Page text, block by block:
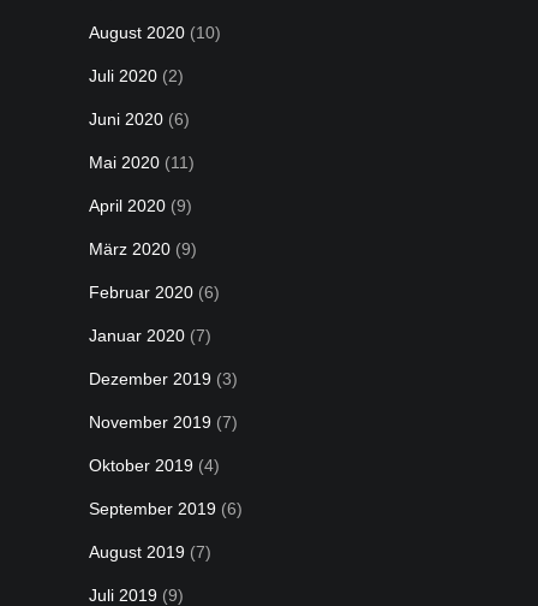
August 2020 (10)
Juli 2020 (2)
Juni 2020 (6)
Mai 2020 (11)
April 2020 (9)
März 2020 (9)
Februar 2020 (6)
Januar 2020 (7)
Dezember 2019 (3)
November 2019 (7)
Oktober 2019 (4)
September 2019 (6)
August 2019 (7)
Juli 2019 (9)